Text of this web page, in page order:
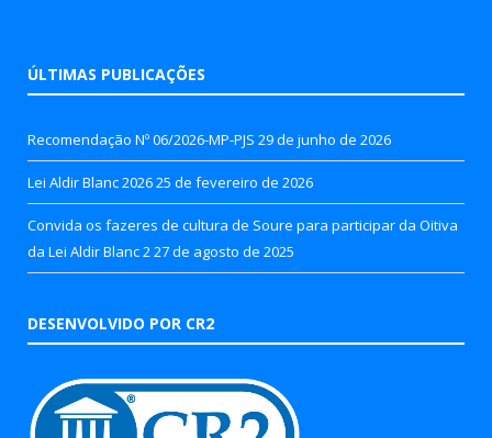
ÚLTIMAS PUBLICAÇÕES
Recomendação Nº 06/2026-MP-PJS 29 de junho de 2026
Lei Aldir Blanc 202625 de fevereiro de 2026
Convida os fazeres de cultura de Soure para participar da Oitiva
da Lei Aldir Blanc 227 de agosto de 2025
DESENVOLVIDO POR CR2